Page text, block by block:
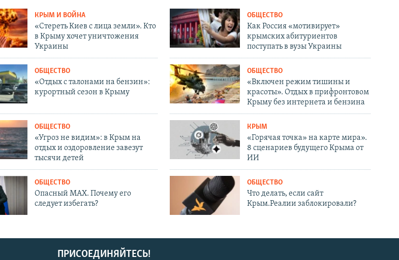
КРЫМ И ВОЙНА
«Стереть Киев с лица земли». Кто
в Крыму хочет уничтожения
Украины
ОБЩЕСТВО
Как Россия «мотивирует»
крымских абитуриентов
поступать в вузы Украины
ОБЩЕСТВО
«Отдых с талонами на бензин»:
курортный сезон в Крыму
ОБЩЕСТВО
«Включен режим тишины и
красоты». Отдых в прифронтовом
Крыму без интернета и бензина
ОБЩЕСТВО
«Угроз не видим»: в Крым на
отдых и оздоровление завезут
тысячи детей
КРЫМ
«Горячая точка» на карте мира».
8 сценариев будущего Крыма от
ИИ
ОБЩЕСТВО
Опасный MAX. Почему его
следует избегать?
ОБЩЕСТВО
Что делать, если сайт
Крым.Реалии заблокировали?
ПРИСОЕДИНЯЙТЕСЬ!